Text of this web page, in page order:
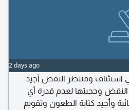
2 days ago
استئناف ومنتظر النقض أجيد
النقض وحجيتها لعدم قدرة أي
وأجيد كتابة الطعون وتقويم